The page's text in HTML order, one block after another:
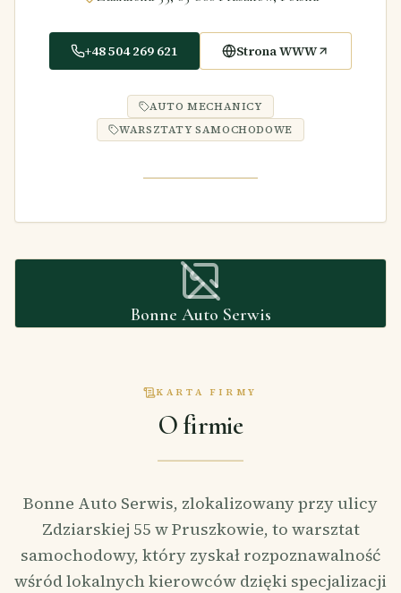
+48 504 269 621 Strona WWW
AUTO MECHANICY
WARSZTATY SAMOCHODOWE
Bonne Auto Serwis
KARTA FIRMY
O firmie
Bonne Auto Serwis, zlokalizowany przy ulicy
Zdziarskiej 55 w Pruszkowie, to warsztat
samochodowy, który zyskał rozpoznawalność
wśród lokalnych kierowców dzięki specjalizacji